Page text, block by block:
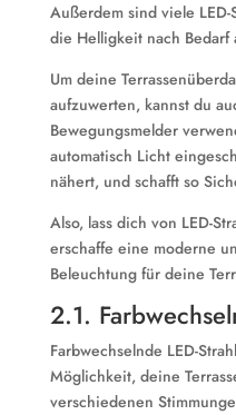
Außerdem sind viele LED-
die Helligkeit nach Bedarf
Um deine
aufzuwerten, kannst du
Bewegungsmelder
automatisch Licht
nähert, und schafft so
Also, lass dich von LED-
erschaffe eine moderne
Beleuchtung für deine
2.1.
Farbwechselnde LED-
Möglichkeit, deine
verschiedenen